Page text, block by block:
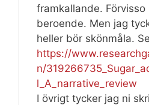
framkallande.
beroende. Men jag
heller bör skönmåla.
https://
n/
l_A_narrative_review
I övrigt tycker jag ni